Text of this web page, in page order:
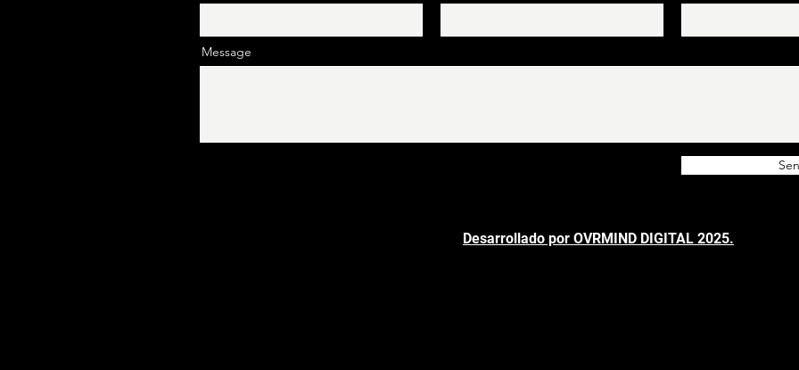
Message
Desarrollado por OVRMIND DIGITAL 2025.